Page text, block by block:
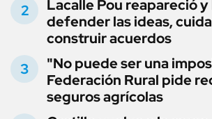
Lacalle Pou reapareció y
defender las ideas,
construir acuerdos
"No puede ser una
Federación Rural pide
seguros agrícolas